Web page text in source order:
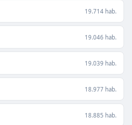
19.714 hab.
19.046 hab.
19.039 hab.
18.977 hab.
18.885 hab.